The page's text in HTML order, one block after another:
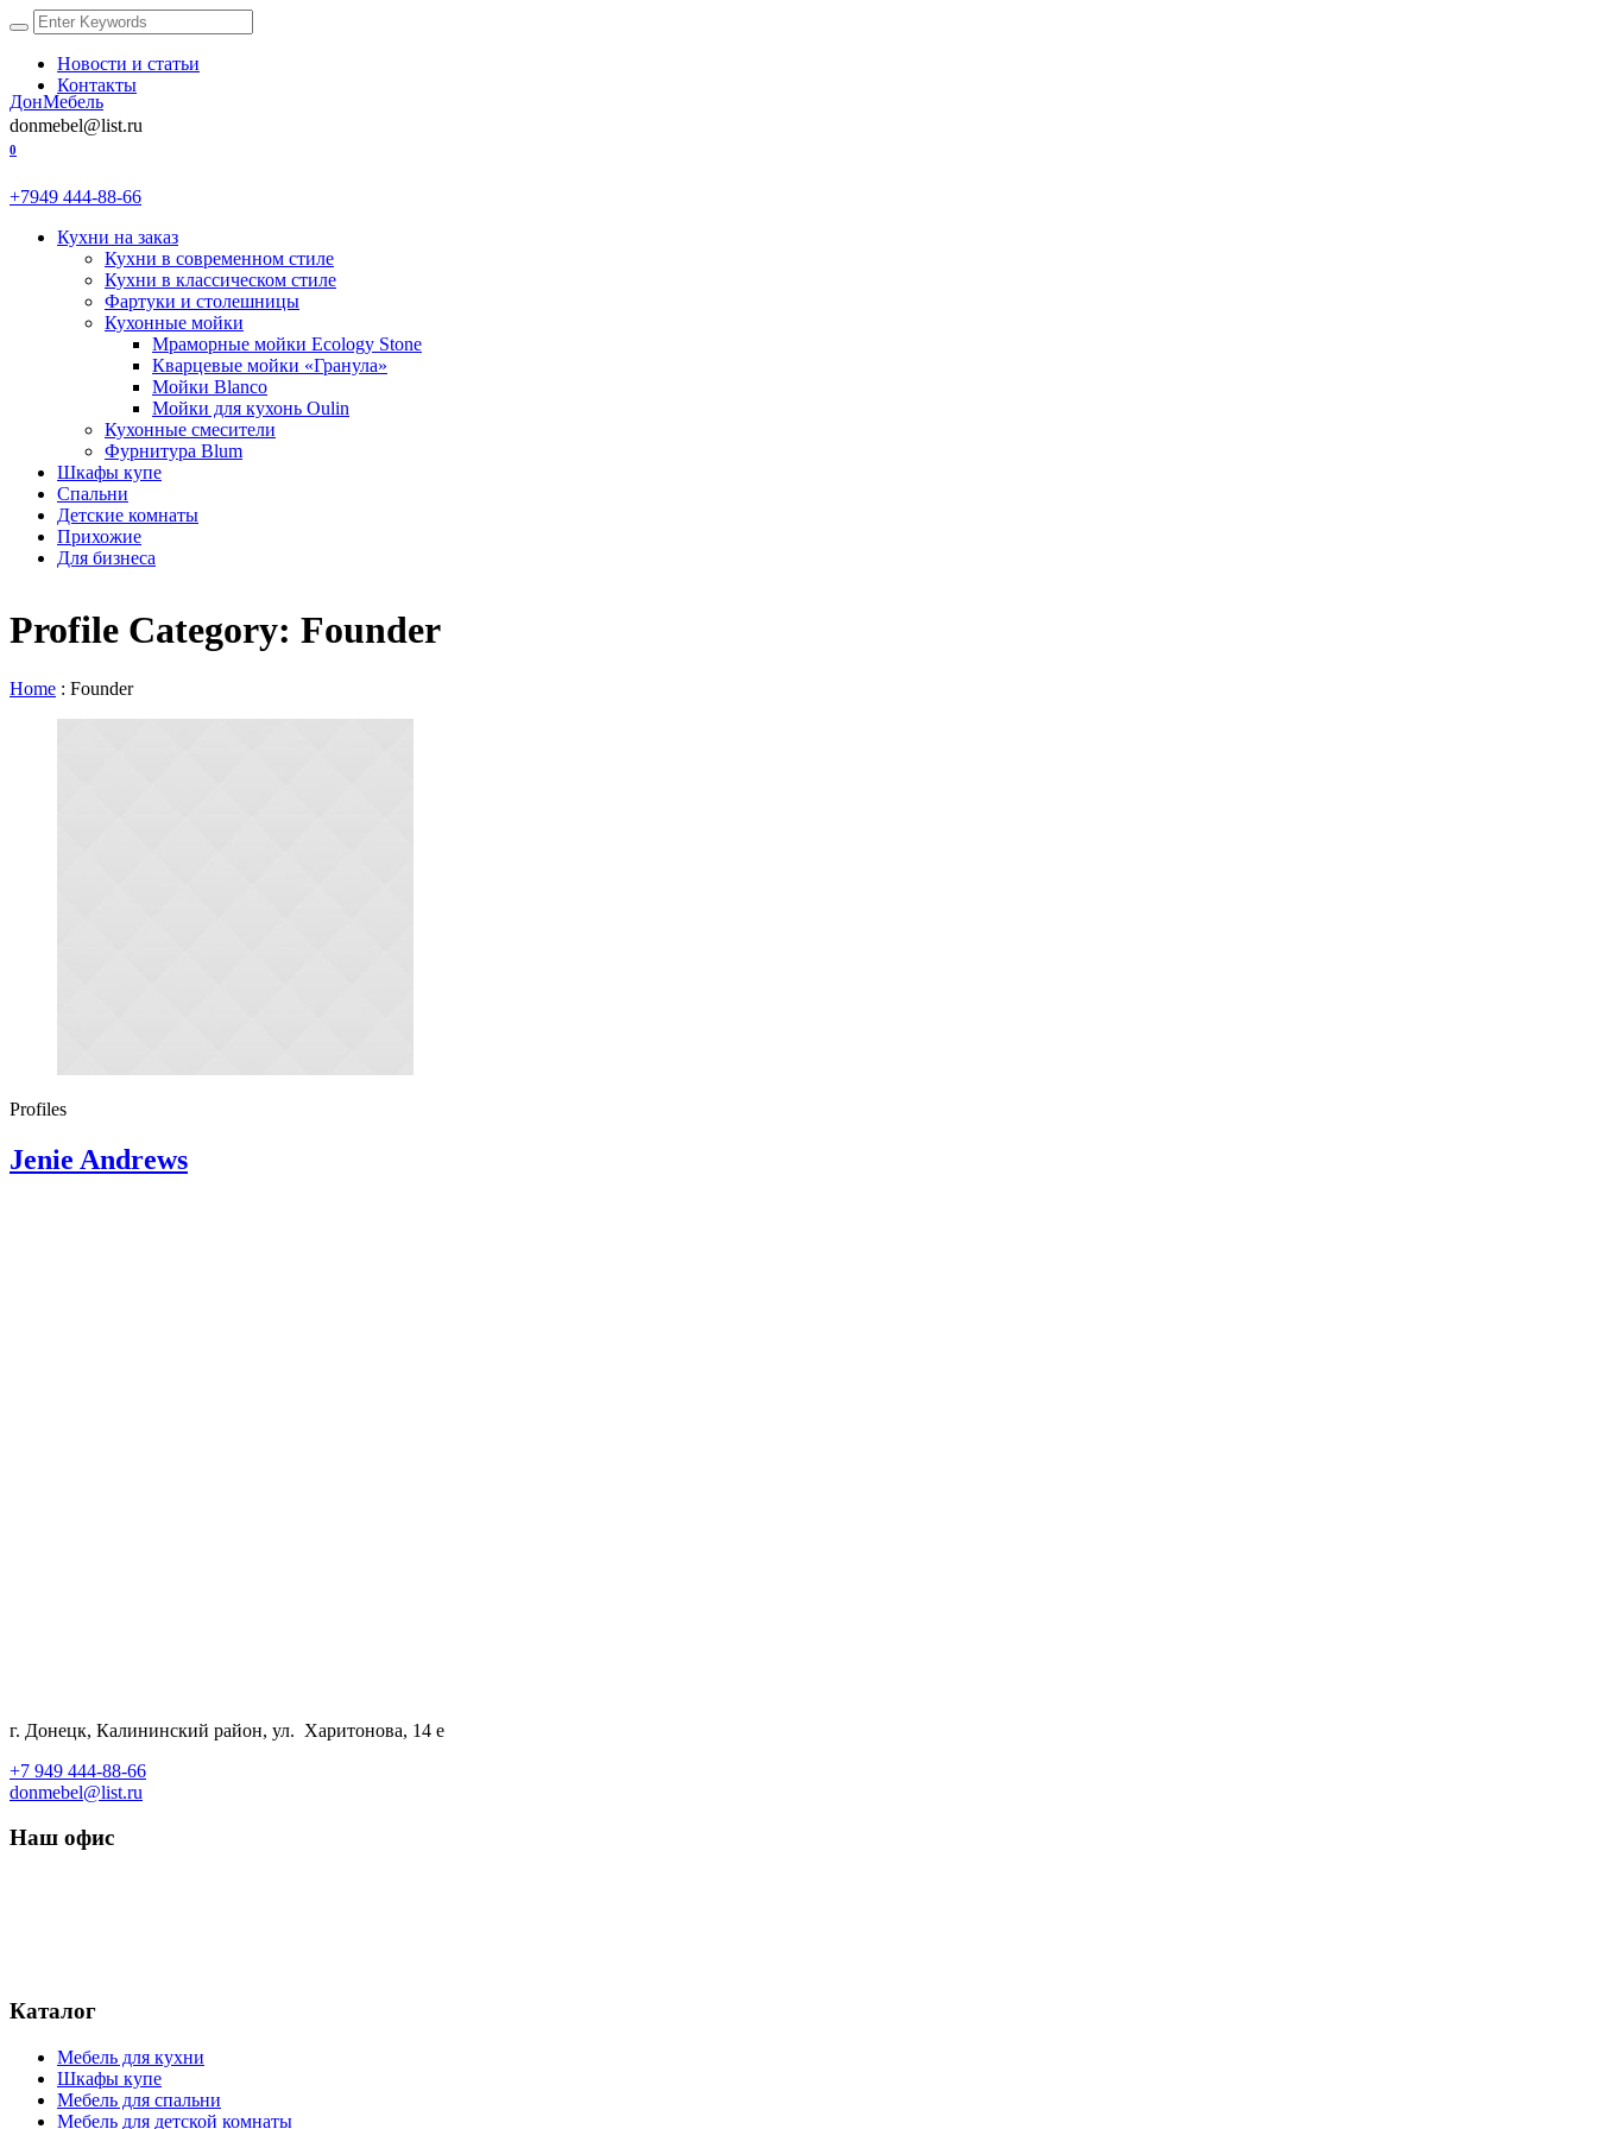
Новости и статьи
Контакты
donmebel@list.ru
ДонМебель
0
+7949 444-88-66
Кухни на заказ
Кухни в современном стиле
Кухни в классическом стиле
Фартуки и столешницы
Кухонные мойки
Мраморные мойки Ecology Stone
Кварцевые мойки «Гранула»
Мойки Blanco
Мойки для кухонь Oulin
Кухонные смесители
Фурнитура Blum
Шкафы купе
Спальни
Детские комнаты
Прихожие
Для бизнеса
Profile Category: Founder
Home : Founder
Profiles
Jenie Andrews
г. Донецк, Калининский район, ул. Харитонова, 14 е
+7 949 444-88-66
donmebel@list.ru
Наш офис
Каталог
Мебель для кухни
Шкафы купе
Мебель для спальни
Мебель для детской комнаты